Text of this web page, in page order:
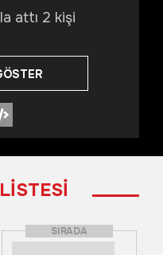
attı 2 kişi
SIRADA